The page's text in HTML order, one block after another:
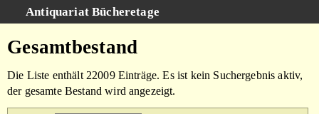
Antiquariat Bücheretage
Gesamtbestand
Gesamtbestand
Die Liste enthält 22009 Einträge. Es ist kein Suchergebnis aktiv,
der gesamte Bestand wird angezeigt.